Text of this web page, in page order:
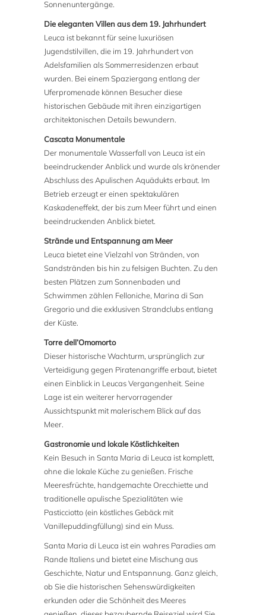
Sonnenuntergänge.
Die eleganten Villen aus dem 19. Jahrhundert
Leuca ist bekannt für seine luxuriösen
Jugendstilvillen, die im 19. Jahrhundert von
Adelsfamilien als Sommerresidenzen erbaut
wurden. Bei einem Spaziergang entlang der
Uferpromenade können Besucher diese
historischen Gebäude mit ihren einzigartigen
architektonischen Details bewundern.
Cascata Monumentale
Der monumentale Wasserfall von Leuca ist ein
beeindruckender Anblick und wurde als krönender
Abschluss des Apulischen Aquädukts erbaut. Im
Betrieb erzeugt er einen spektakulären
Kaskadeneffekt, der bis zum Meer führt und einen
beeindruckenden Anblick bietet.
Strände und Entspannung am Meer
Leuca bietet eine Vielzahl von Stränden, von
Sandstränden bis hin zu felsigen Buchten. Zu den
besten Plätzen zum Sonnenbaden und
Schwimmen zählen Felloniche, Marina di San
Gregorio und die exklusiven Strandclubs entlang
der Küste.
Torre dell’Omomorto
Dieser historische Wachturm, ursprünglich zur
Verteidigung gegen Piratenangriffe erbaut, bietet
einen Einblick in Leucas Vergangenheit. Seine
Lage ist ein weiterer hervorragender
Aussichtspunkt mit malerischem Blick auf das
Meer.
Gastronomie und lokale Köstlichkeiten
Kein Besuch in Santa Maria di Leuca ist komplett,
ohne die lokale Küche zu genießen. Frische
Meeresfrüchte, handgemachte Orecchiette und
traditionelle apulische Spezialitäten wie
Pasticciotto (ein köstliches Gebäck mit
Vanillepuddingfüllung) sind ein Muss.
Santa Maria di Leuca ist ein wahres Paradies am
Rande Italiens und bietet eine Mischung aus
Geschichte, Natur und Entspannung. Ganz gleich,
ob Sie die historischen Sehenswürdigkeiten
erkunden oder die Schönheit des Meeres